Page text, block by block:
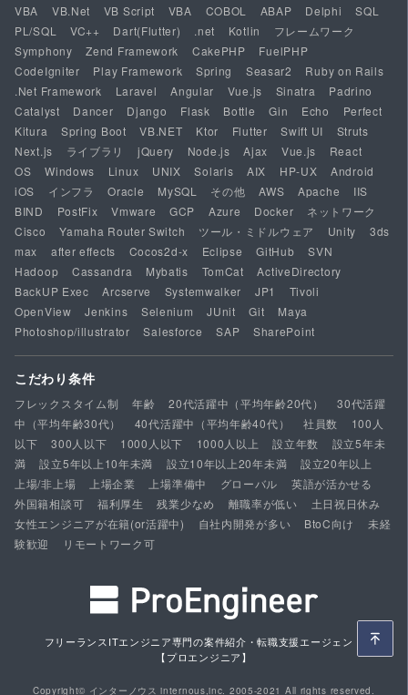
VBA
VB.Net VB Script VBA COBOL ABAP Delphi
SQL
PL/SQL
VC++ Dart(Flutter) .net Kotlin
フレームワーク
Symphony
Zend Framework CakePHP
FuelPHP
CodeIgniter
Play Framework Spring Seasar2
Ruby on Rails
.Net Framework
Laravel Angular Vue.js Sinatra
Padrino
Catalyst
Dancer Django Flask Bottle Gin Echo
Perfect
Kitura
Spring Boot VB.NET Ktor Flutter Swift UI
Struts
Next.js
ライブラリ jQuery Node.js Ajax Vue.js
React
OS
Windows Linux UNIX Solaris AIX HP-UX
Android
iOS
インフラ Oracle MySQL その他 AWS Apache
IIS
BIND
PostFix Vmware GCP Azure Docker
ネットワーク
Cisco
Yamaha Router Switch ツール・ミドルウェア Unity
3ds
max
after effects Cocos2d-x Eclipse GitHub
SVN
Hadoop
Cassandra Mybatis TomCat
ActiveDirectory
BackUP Exec
Arcserve Systemwalker JP1
Tivoli
OpenView
Jenkins Selenium JUnit Git
Maya
Photoshop/illustrator
Salesforce SAP SharePoint
こだわり条件
フレックスタイム制 年齢 20代活躍中（平均年齢20代）
30代活躍
中（平均年齢30代）
40代活躍中（平均年齢40代） 社員数
100人
以下
300人以下 1000人以下 1000人以上 設立年数
設立5年未
満
設立5年以上10年未満 設立10年以上20年未満
設立20年以上
上場/非上場
上場企業 上場準備中 グローバル
英語が活かせる
外国籍相談可
福利厚生 残業少なめ 離職率が低い
土日祝日休み
女性エンジニアが在籍(or活躍中)
自社内開発が多い BtoC向け
未経
験歓迎
リモートワーク可
フリーランスITエンジニア専門の案件紹介・転職支援エージェント
【プロエンジニア】
Copyright© インターノウス internous,inc. 2005-2021 All rights reserved.